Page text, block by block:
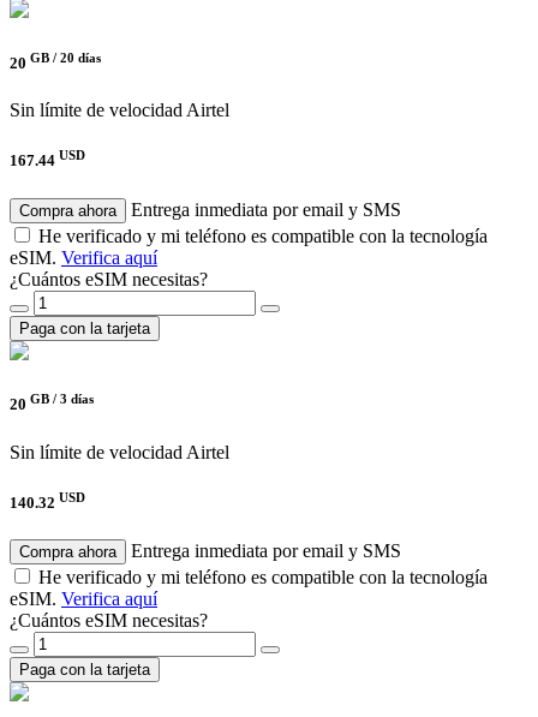
20 GB / 20 días
Sin límite de velocidad Airtel
167.44 USD
Compra ahora
Entrega inmediata por email y SMS
He verificado y mi teléfono es compatible con la tecnología
eSIM. Verifica aquí
¿Cuántos eSIM necesitas?
Paga con la tarjeta
20 GB / 3 días
Sin límite de velocidad Airtel
140.32 USD
Compra ahora
Entrega inmediata por email y SMS
He verificado y mi teléfono es compatible con la tecnología
eSIM. Verifica aquí
¿Cuántos eSIM necesitas?
Paga con la tarjeta